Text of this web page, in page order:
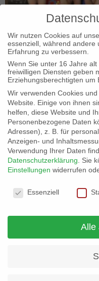
Hüttengaudi in
So 1. Tag Um 9:30
Raubling getroffen
Niederbreitenbach
Trainer den Strom
wir den Esstisch
Wir nutzen Cookies auf
essenziell, während andere
Erfahrung zu verbessern.
Wenn Sie unter 16 Jahre
freiwilligen Diensten geben
Erziehungsberechtigten um
Wir verwenden Cookies
Website. Einige von ihnen
helfen, diese Website und
Personenbezogene Daten
Adressen), z. B. für
Anzeigen- und
Verwendung Ihrer Daten
Datenschutzerklärung
Sie
Einstellungen widerrufen
Essenziell
Alle